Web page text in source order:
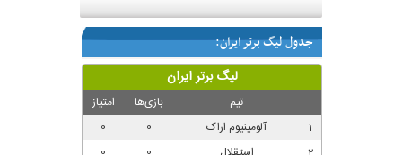
جدول لیگ برتر ایران: